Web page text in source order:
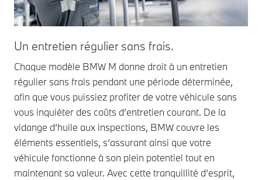
Un entretien régulier sans frais.
Chaque modèle BMW M donne droit à un entretien
régulier sans frais pendant une période déterminée,
afin que vous puissiez profiter de votre véhicule sans
vous inquiéter des coûts d’entretien courant. De la
vidange d’huile aux inspections, BMW couvre les
éléments essentiels, s’assurant ainsi que votre
véhicule fonctionne à son plein potentiel tout en
maintenant sa valeur. Avec cette tranquillité d’esprit,